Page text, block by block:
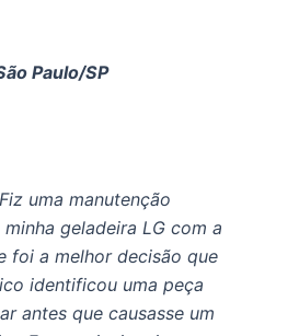
Paulo/SP
uma manutenção
geladeira LG com a
foi a melhor decisão que
identificou uma peça
antes que causasse um